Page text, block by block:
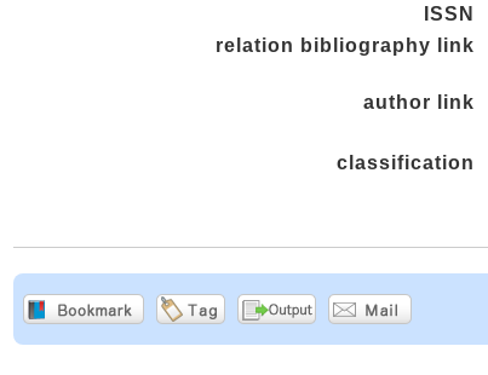
ISSN
relation bibliography link
author link
classification